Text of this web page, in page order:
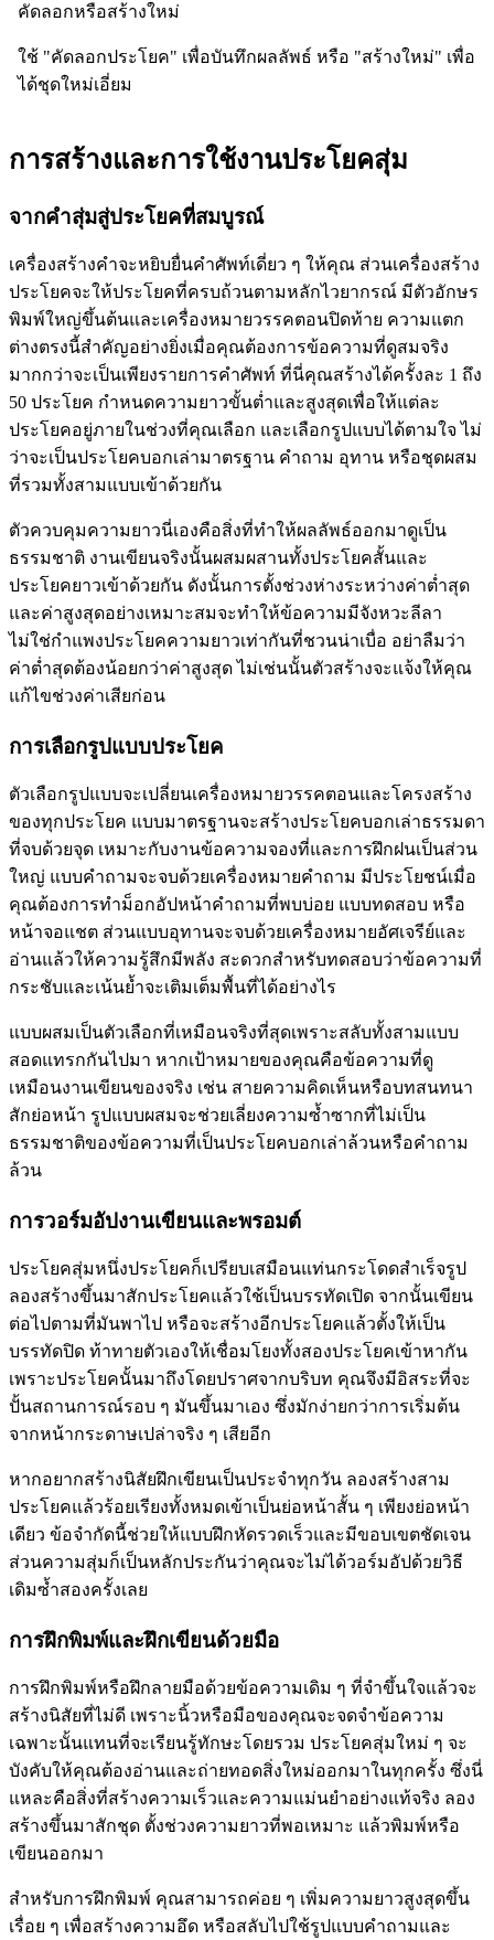
คัดลอกหรือสร้างใหม่
ใช้ "คัดลอกประโยค" เพื่อบันทึกผลลัพธ์ หรือ "สร้างใหม่" เพื่อ
ได้ชุดใหม่เอี่ยม
การสร้างและการใช้งานประโยคสุ่ม
จากคำสุ่มสู่ประโยคที่สมบูรณ์
เครื่องสร้างคำจะหยิบยื่นคำศัพท์เดี่ยว ๆ ให้คุณ ส่วนเครื่องสร้าง
ประโยคจะให้ประโยคที่ครบถ้วนตามหลักไวยากรณ์ มีตัวอักษร
พิมพ์ใหญ่ขึ้นต้นและเครื่องหมายวรรคตอนปิดท้าย ความแตก
ต่างตรงนี้สำคัญอย่างยิ่งเมื่อคุณต้องการข้อความที่ดูสมจริง
มากกว่าจะเป็นเพียงรายการคำศัพท์ ที่นี่คุณสร้างได้ครั้งละ 1 ถึง
50 ประโยค กำหนดความยาวขั้นต่ำและสูงสุดเพื่อให้แต่ละ
ประโยคอยู่ภายในช่วงที่คุณเลือก และเลือกรูปแบบได้ตามใจ ไม่
ว่าจะเป็นประโยคบอกเล่ามาตรฐาน คำถาม อุทาน หรือชุดผสม
ที่รวมทั้งสามแบบเข้าด้วยกัน
ตัวควบคุมความยาวนี่เองคือสิ่งที่ทำให้ผลลัพธ์ออกมาดูเป็น
ธรรมชาติ งานเขียนจริงนั้นผสมผสานทั้งประโยคสั้นและ
ประโยคยาวเข้าด้วยกัน ดังนั้นการตั้งช่วงห่างระหว่างค่าต่ำสุด
และค่าสูงสุดอย่างเหมาะสมจะทำให้ข้อความมีจังหวะลีลา
ไม่ใช่กำแพงประโยคความยาวเท่ากันที่ชวนน่าเบื่อ อย่าลืมว่า
ค่าต่ำสุดต้องน้อยกว่าค่าสูงสุด ไม่เช่นนั้นตัวสร้างจะแจ้งให้คุณ
แก้ไขช่วงค่าเสียก่อน
การเลือกรูปแบบประโยค
ตัวเลือกรูปแบบจะเปลี่ยนเครื่องหมายวรรคตอนและโครงสร้าง
ของทุกประโยค แบบมาตรฐานจะสร้างประโยคบอกเล่าธรรมดา
ที่จบด้วยจุด เหมาะกับงานข้อความจองที่และการฝึกฝนเป็นส่วน
ใหญ่ แบบคำถามจะจบด้วยเครื่องหมายคำถาม มีประโยชน์เมื่อ
คุณต้องการทำม็อกอัปหน้าคำถามที่พบบ่อย แบบทดสอบ หรือ
หน้าจอแชต ส่วนแบบอุทานจะจบด้วยเครื่องหมายอัศเจรีย์และ
อ่านแล้วให้ความรู้สึกมีพลัง สะดวกสำหรับทดสอบว่าข้อความที่
กระชับและเน้นย้ำจะเติมเต็มพื้นที่ได้อย่างไร
แบบผสมเป็นตัวเลือกที่เหมือนจริงที่สุดเพราะสลับทั้งสามแบบ
สอดแทรกกันไปมา หากเป้าหมายของคุณคือข้อความที่ดู
เหมือนงานเขียนของจริง เช่น สายความคิดเห็นหรือบทสนทนา
สักย่อหน้า รูปแบบผสมจะช่วยเลี่ยงความซ้ำซากที่ไม่เป็น
ธรรมชาติของข้อความที่เป็นประโยคบอกเล่าล้วนหรือคำถาม
ล้วน
การวอร์มอัปงานเขียนและพรอมต์
ประโยคสุ่มหนึ่งประโยคก็เปรียบเสมือนแท่นกระโดดสำเร็จรูป
ลองสร้างขึ้นมาสักประโยคแล้วใช้เป็นบรรทัดเปิด จากนั้นเขียน
ต่อไปตามที่มันพาไป หรือจะสร้างอีกประโยคแล้วตั้งให้เป็น
บรรทัดปิด ท้าทายตัวเองให้เชื่อมโยงทั้งสองประโยคเข้าหากัน
เพราะประโยคนั้นมาถึงโดยปราศจากบริบท คุณจึงมีอิสระที่จะ
ปั้นสถานการณ์รอบ ๆ มันขึ้นมาเอง ซึ่งมักง่ายกว่าการเริ่มต้น
จากหน้ากระดาษเปล่าจริง ๆ เสียอีก
หากอยากสร้างนิสัยฝึกเขียนเป็นประจำทุกวัน ลองสร้างสาม
ประโยคแล้วร้อยเรียงทั้งหมดเข้าเป็นย่อหน้าสั้น ๆ เพียงย่อหน้า
เดียว ข้อจำกัดนี้ช่วยให้แบบฝึกหัดรวดเร็วและมีขอบเขตชัดเจน
ส่วนความสุ่มก็เป็นหลักประกันว่าคุณจะไม่ได้วอร์มอัปด้วยวิธี
เดิมซ้ำสองครั้งเลย
การฝึกพิมพ์และฝึกเขียนด้วยมือ
การฝึกพิมพ์หรือฝึกลายมือด้วยข้อความเดิม ๆ ที่จำขึ้นใจแล้วจะ
สร้างนิสัยที่ไม่ดี เพราะนิ้วหรือมือของคุณจะจดจำข้อความ
เฉพาะนั้นแทนที่จะเรียนรู้ทักษะโดยรวม ประโยคสุ่มใหม่ ๆ จะ
บังคับให้คุณต้องอ่านและถ่ายทอดสิ่งใหม่ออกมาในทุกครั้ง ซึ่งนี่
แหละคือสิ่งที่สร้างความเร็วและความแม่นยำอย่างแท้จริง ลอง
สร้างขึ้นมาสักชุด ตั้งช่วงความยาวที่พอเหมาะ แล้วพิมพ์หรือ
เขียนออกมา
สำหรับการฝึกพิมพ์ คุณสามารถค่อย ๆ เพิ่มความยาวสูงสุดขึ้น
เรื่อย ๆ เพื่อสร้างความอึด หรือสลับไปใช้รูปแบบคำถามและ